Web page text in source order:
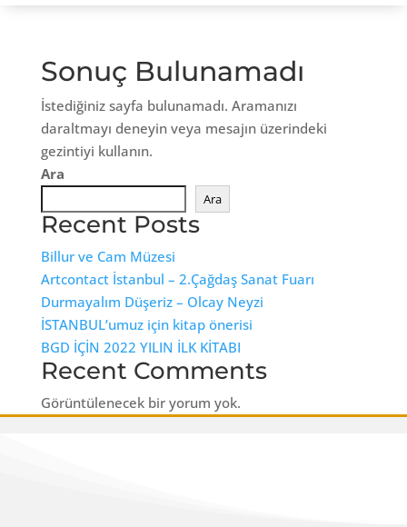
Sonuç Bulunamadı
İstediğiniz sayfa bulunamadı. Aramanızı
daraltmayı deneyin veya mesajın üzerindeki
gezintiyi kullanın.
Ara
Ara
Recent Posts
Billur ve Cam Müzesi
Artcontact İstanbul – 2.Çağdaş Sanat Fuarı
Durmayalım Düşeriz – Olcay Neyzi
İSTANBUL’umuz için kitap önerisi
BGD İÇİN 2022 YILIN İLK KİTABI
Recent Comments
Görüntülenecek bir yorum yok.